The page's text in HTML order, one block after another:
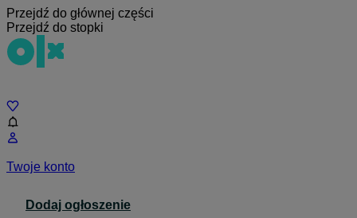
Przejdź do głównej części
Przejdź do stopki
Twoje konto
Dodaj ogłoszenie